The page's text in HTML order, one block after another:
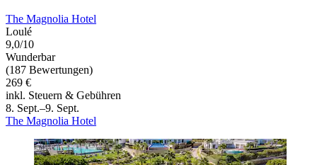
The Magnolia Hotel
Loulé
9,0/10
Wunderbar
(187 Bewertungen)
269 €
inkl. Steuern & Gebühren
8. Sept.–9. Sept.
The Magnolia Hotel